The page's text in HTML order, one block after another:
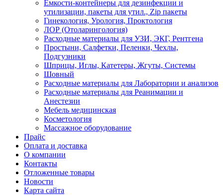
Емкости-контейнеры для дезинфекции и
утилизации, пакеты для утил., Zip пакеты
Гинекология, Урология, Проктология
ЛОР (Отоларингология)
Расходные материалы для УЗИ, ЭКГ, Рентгена
Простыни, Салфетки, Пеленки, Чехлы,
Подгузники
Шприцы, Иглы, Катетеры, Жгуты, Системы
Шовный
Расходные материалы для Лаборатории и анализов
Расходные материалы для Реанимации и
Анестезии
Мебель медицинская
Косметология
Массажное оборудование
Прайс
Оплата и доставка
О компании
Контакты
Отложенные товары
Новости
Карта сайта